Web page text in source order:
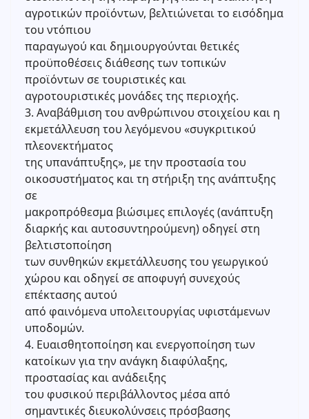
αγροτικών προϊόντων, βελτιώνεται το εισόδημα
του ντόπιου
παραγωγού και δημιουργούνται θετικές
προϋποθέσεις διάθεσης των τοπικών
προϊόντων σε τουριστικές και
αγροτουριστικές μονάδες της περιοχής.
3. Αναβάθμιση του ανθρώπινου στοιχείου και η
εκμετάλλευση του λεγόμενου «συγκριτικού
πλεονεκτήματος
της υπανάπτυξης», με την προστασία του
οικοσυστήματος και τη στήριξη της ανάπτυξης
σε
μακροπρόθεσμα βιώσιμες επιλογές (ανάπτυξη
διαρκής και αυτοσυντηρούμενη) οδηγεί στη
βελτιστοποίηση
των συνθηκών εκμετάλλευσης του γεωργικού
χώρου και οδηγεί σε αποφυγή συνεχούς
επέκτασης αυτού
από φαινόμενα υπολειτουργίας υφιστάμενων
υποδομών.
4. Ευαισθητοποίηση και ενεργοποίηση των
κατοίκων για την ανάγκη διαφύλαξης,
προστασίας και ανάδειξης
του φυσικού περιβάλλοντος μέσα από
σημαντικές διευκολύνσεις πρόσβασης